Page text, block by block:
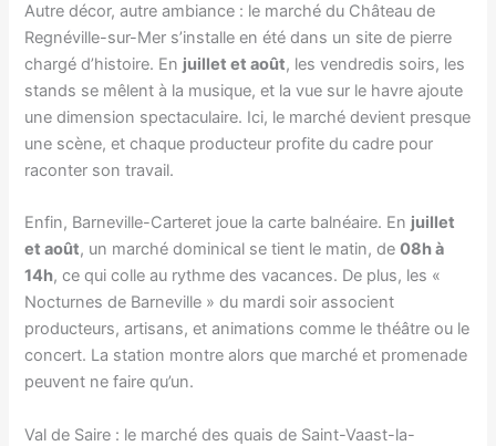
Autre décor, autre ambiance : le marché du Château de
Regnéville-sur-Mer s’installe en été dans un site de pierre
chargé d’histoire. En juillet et août, les vendredis soirs, les
stands se mêlent à la musique, et la vue sur le havre ajoute
une dimension spectaculaire. Ici, le marché devient presque
une scène, et chaque producteur profite du cadre pour
raconter son travail.
Enfin, Barneville-Carteret joue la carte balnéaire. En juillet
et août, un marché dominical se tient le matin, de08h à
14h, ce qui colle au rythme des vacances. De plus, les «
Nocturnes de Barneville » du mardi soir associent
producteurs, artisans, et animations comme le théâtre ou le
concert. La station montre alors que marché et promenade
peuvent ne faire qu’un.
Val de Saire : le marché des quais de Saint-Vaast-la-